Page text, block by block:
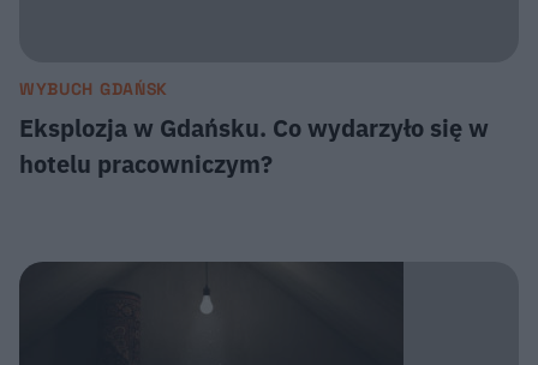
WYBUCH GDAŃSK
Eksplozja w Gdańsku. Co wydarzyło się w
hotelu pracowniczym?